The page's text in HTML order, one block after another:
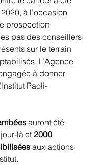
à l’occasion
prospection
pas des conseillers
sur le terrain
L’Agence
à donner
Paoli-
auront été
là et 2000
aux actions